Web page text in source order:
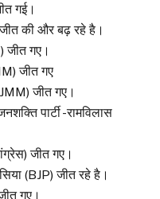
गई।
की और बढ़ रहे है।
जीत गए।
जीत गए
जीत गए।
पार्टी -रामविलास
जीत गए।
(BJP) जीत रहे है।
गए।